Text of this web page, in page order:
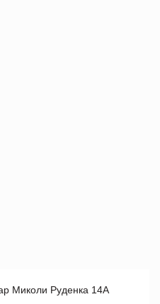
Миколи Руденка 14А